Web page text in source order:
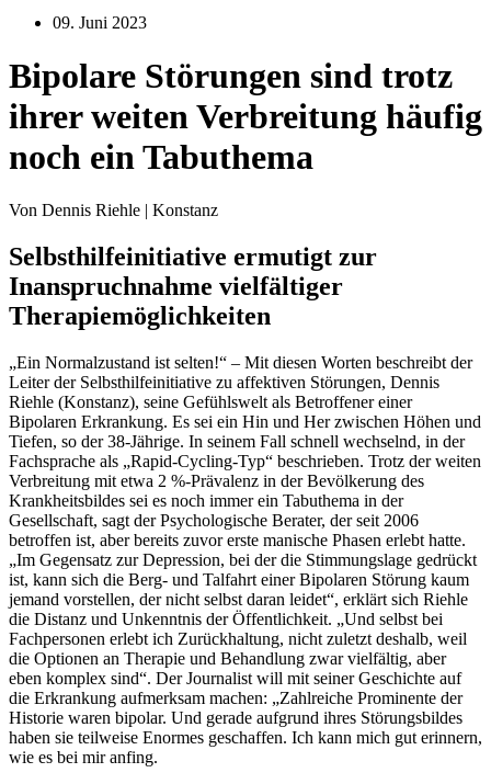
09. Juni 2023
Bipolare Störungen sind trotz
ihrer weiten Verbreitung häufig
noch ein Tabuthema
Von Dennis Riehle | Konstanz
Selbsthilfeinitiative ermutigt zur
Inanspruchnahme vielfältiger
Therapiemöglichkeiten
„Ein Normalzustand ist selten!“ – Mit diesen Worten beschreibt der
Leiter der Selbsthilfeinitiative zu affektiven Störungen, Dennis
Riehle (Konstanz), seine Gefühlswelt als Betroffener einer
Bipolaren Erkrankung. Es sei ein Hin und Her zwischen Höhen und
Tiefen, so der 38-Jährige. In seinem Fall schnell wechselnd, in der
Fachsprache als „Rapid-Cycling-Typ“ beschrieben. Trotz der weiten
Verbreitung mit etwa 2 %-Prävalenz in der Bevölkerung des
Krankheitsbildes sei es noch immer ein Tabuthema in der
Gesellschaft, sagt der Psychologische Berater, der seit 2006
betroffen ist, aber bereits zuvor erste manische Phasen erlebt hatte.
„Im Gegensatz zur Depression, bei der die Stimmungslage gedrückt
ist, kann sich die Berg- und Talfahrt einer Bipolaren Störung kaum
jemand vorstellen, der nicht selbst daran leidet“, erklärt sich Riehle
die Distanz und Unkenntnis der Öffentlichkeit. „Und selbst bei
Fachpersonen erlebt ich Zurückhaltung, nicht zuletzt deshalb, weil
die Optionen an Therapie und Behandlung zwar vielfältig, aber
eben komplex sind“. Der Journalist will mit seiner Geschichte auf
die Erkrankung aufmerksam machen: „Zahlreiche Prominente der
Historie waren bipolar. Und gerade aufgrund ihres Störungsbildes
haben sie teilweise Enormes geschaffen. Ich kann mich gut erinnern,
wie es bei mir anfing.